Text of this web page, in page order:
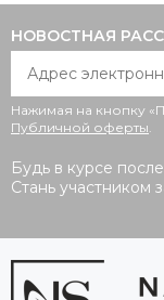
НОВОСТНАЯ
Нажимая на кнопку
Публичной оферты.
Будь в курсе
Стань участником